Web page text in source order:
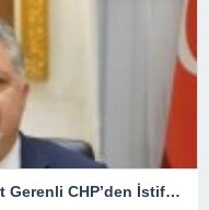
Lüleburgaz Belediye Başkanı Murat Gerenli CHP’den İstifa Etti